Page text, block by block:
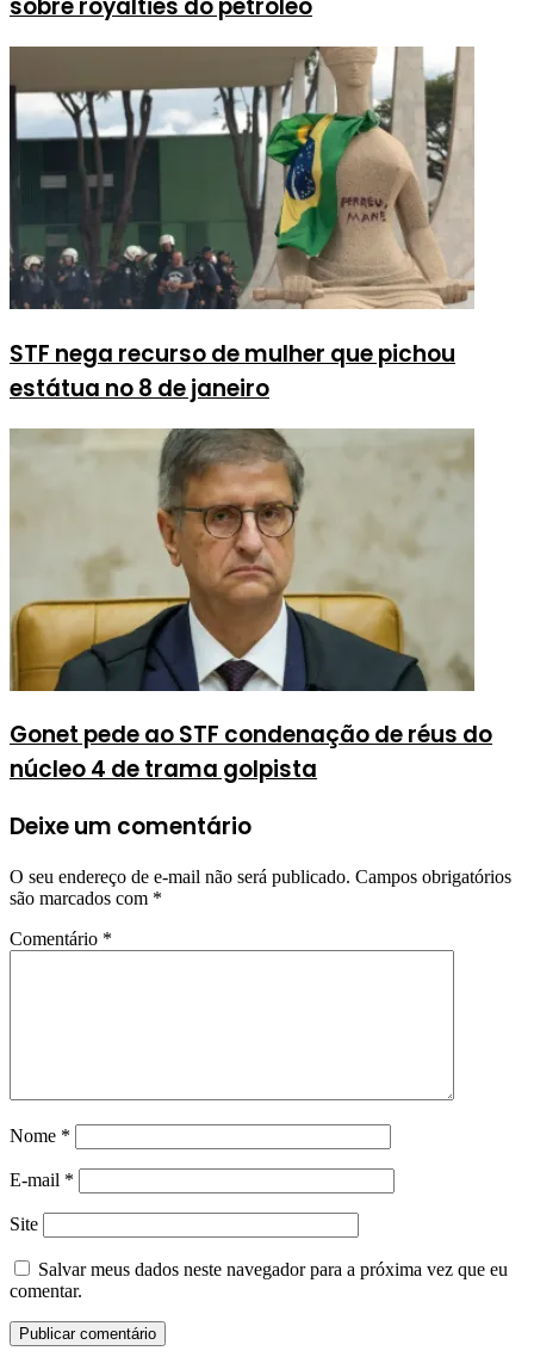
sobre royalties do petróleo
STF nega recurso de mulher que pichou
estátua no 8 de janeiro
Gonet pede ao STF condenação de réus do
núcleo 4 de trama golpista
Deixe um comentário
O seu endereço de e-mail não será publicado. Campos obrigatórios
são marcados com *
Comentário *
Nome *
E-mail *
Site
Salvar meus dados neste navegador para a próxima vez que eu
comentar.